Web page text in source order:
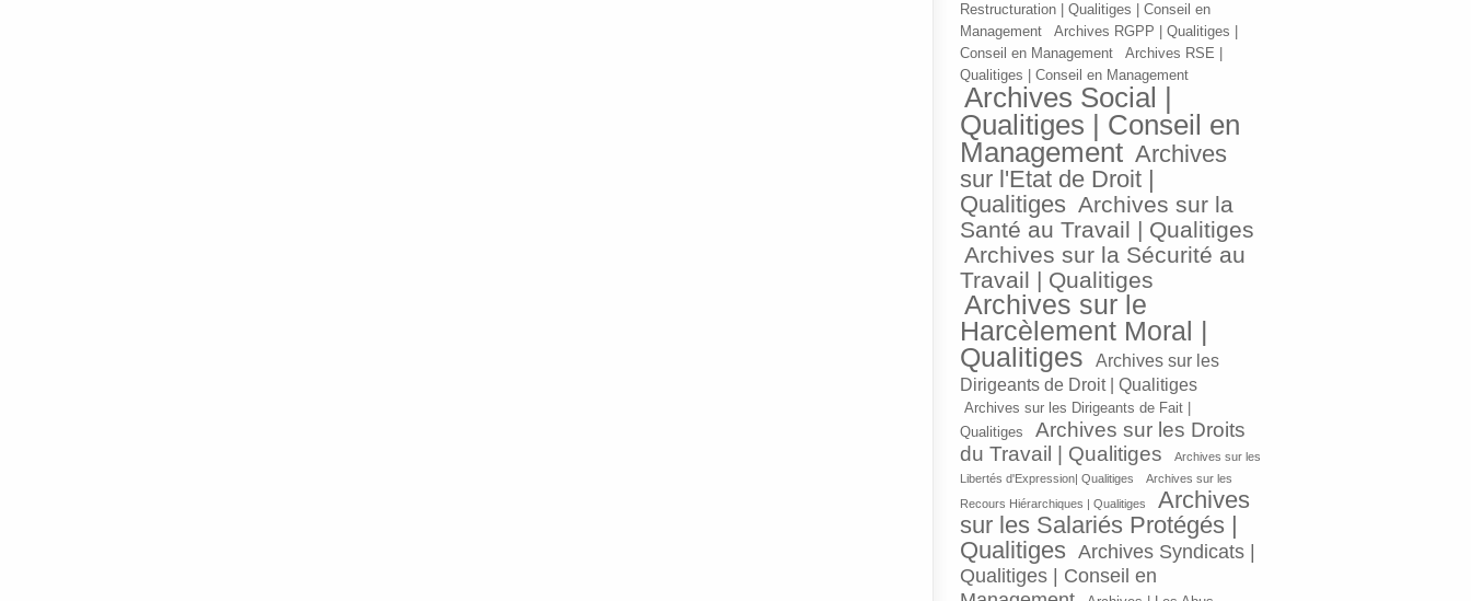
Restructuration | Qualitiges | Conseil en
Management
Archives RGPP | Qualitiges |
Conseil en Management
Archives RSE |
Qualitiges | Conseil en Management
Archives Social |
Qualitiges | Conseil en
Management Archives
sur l'Etat de Droit |
Qualitiges Archives sur la
Santé au Travail | Qualitiges
Archives sur la Sécurité au
Travail | Qualitiges
Archives sur le
Harcèlement Moral |
Qualitiges
Archives sur les
Dirigeants de Droit | Qualitiges
Archives sur les Dirigeants de Fait |
Qualitiges
Archives sur les Droits
du Travail | Qualitiges
Archives sur les
Libertés d'Expression| Qualitiges
Archives sur les
Recours Hiérarchiques | Qualitiges
Archives
sur les Salariés Protégés |
Qualitiges Archives Syndicats |
Qualitiges | Conseil en